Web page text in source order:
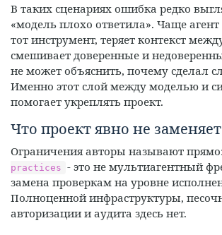
В таких сценариях ошибка редко
«модель плохо ответила». Чаще
тот инструмент, теряет контекст
смешивает доверенные и
не может объяснить, почему сделал
Именно этот слой между моделью и
помогает укреплять проект.
Что проект явно не заменяет
Ограничения авторы называют прямо:
practices - это не мультиагентный
замена проверкам на уровне
Полноценной инфраструктуры,
авторизации и аудита здесь нет.